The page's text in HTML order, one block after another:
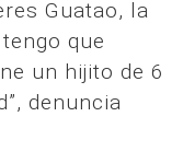
Guatao, la
que
un hijito de 6
denuncia